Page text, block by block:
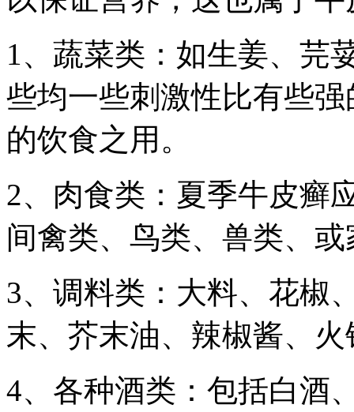
1、蔬菜类：如生姜、芫
些均一些刺激性比有些
的饮食之用。
2、肉食类：夏季牛皮癣
间禽类、鸟类、兽类、
3、调料类：大料、花椒
末、芥末油、辣椒酱、
4、各种酒类：包括白酒